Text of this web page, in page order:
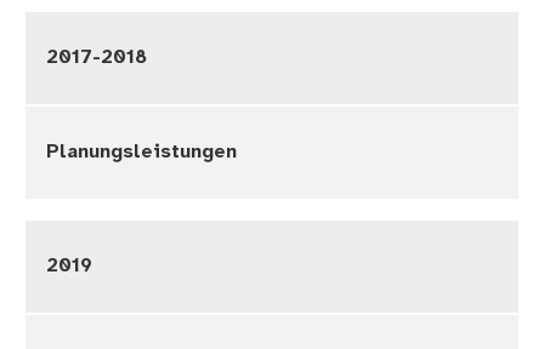
2017-2018
Planungsleistungen
2019